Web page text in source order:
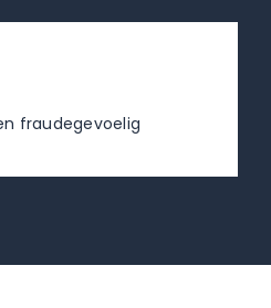
fraudegevoelig